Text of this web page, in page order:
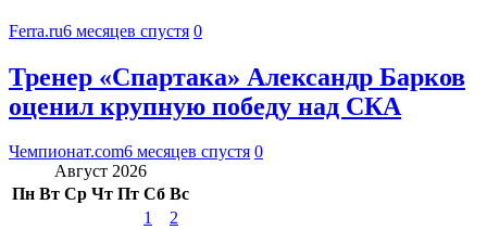
Ferra.ru6 месяцев спустя 0
Тренер «Спартака» Александр Барков
оценил крупную победу над СКА
Чемпионат.com6 месяцев спустя 0
Август 2026
Пн Вт Ср Чт Пт Сб Вс
1
2